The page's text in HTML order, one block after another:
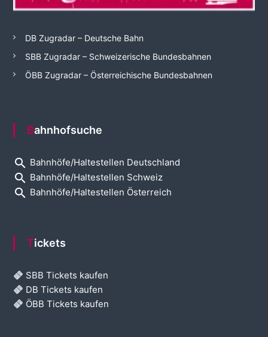
DB Zugradar – Deutsche Bahn
SBB Zugradar – Schweizerische Bundesbahnen
ÖBB Zugradar – Österreichische Bundesbahnen
Bahnhofsuche
search Bahnhöfe/Haltestellen Deutschland
search Bahnhöfe/Haltestellen Schweiz
search Bahnhöfe/Haltestellen Österreich
Tickets
SBB Tickets kaufen
DB Tickets kaufen
ÖBB Tickets kaufen